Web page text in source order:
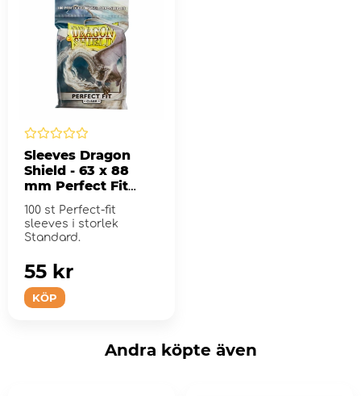
Sleeves Dragon
Shield - 63 x 88
mm Perfect Fit
Inner - Clear
100 st Perfect-fit
sleeves i storlek
Standard.
KÖP
55 kr
Andra köpte även